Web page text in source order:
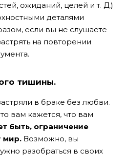
ожиданий, целей и т. Д.)
деталями
если вы не слушаете
на повторении
тишины.
в браке без любви.
вам кажется, что вам
быть, ограничение
мир. Возможно, вы
разобраться в своих